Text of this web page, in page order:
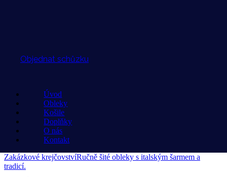
Objednat schůzku
Úvod
Obleky
Košile
Doplňky
O nás
Kontakt
Zakázkové krejčovstvíRučně šité obleky s italským šarmem a
tradicí.